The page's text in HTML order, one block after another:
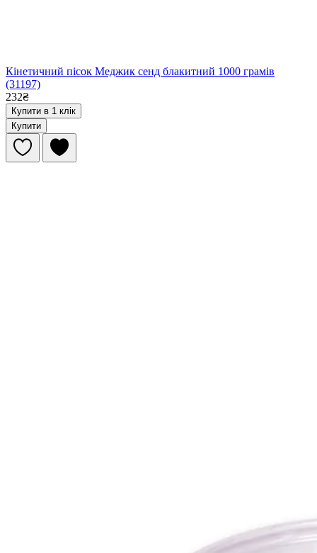
Кінетичний пісок Меджик сенд блакитний 1000 грамів
(31197)
232₴
Купити в 1 клік
Купити